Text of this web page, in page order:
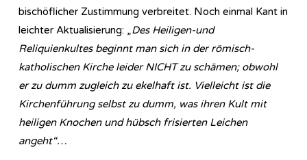
bischöflicher Zustimmung verbreitet. Noch einmal Kant in
leichter Aktualisierung: „Des Heiligen-und
Reliquienkultes beginnt man sich in der römisch-
katholischen Kirche leider NICHT zu schämen; obwohl
er zu dumm zugleich zu ekelhaft ist. Vielleicht ist die
Kirchenführung selbst zu dumm, was ihren Kult mit
heiligen Knochen und hübsch frisierten Leichen
angeht“…